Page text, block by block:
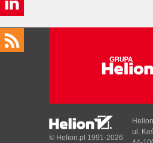
© Helion.pl 1991-2026
ul.